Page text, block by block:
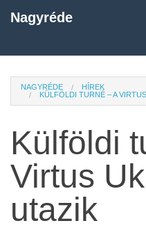
Nagyréde
NAGYRÉDE
HÍREK
KÜLFÖLDI TURNÉ – A
Külföldi
Virtus
utazik